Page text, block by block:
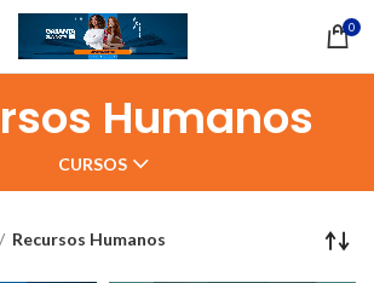
0
Humanos
CURSOS
Recursos Humanos